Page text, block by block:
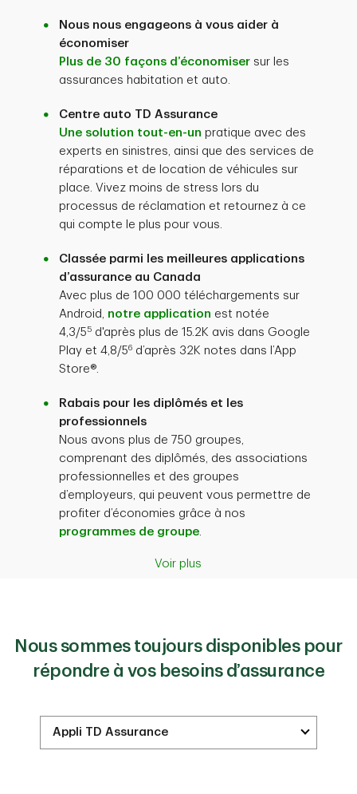
Nous nous engageons à vous aider à
économiser
Plus de 30 façons d’économiser sur les
assurances habitation et auto.
Centre auto TD Assurance
Une solution tout-en-un pratique avec des
experts en sinistres, ainsi que des services de
réparations et de location de véhicules sur
place. Vivez moins de stress lors du
processus de réclamation et retournez à ce
qui compte le plus pour vous.
Classée parmi les meilleures applications
d’assurance au Canada
Avec plus de 100 000 téléchargements sur
Android, notre application est notée
4,3/55 d'après plus de 15.2K avis dans Google
Play et 4,8/56 d’après 32K notes dans l’App
Store®.
Rabais pour les diplômés et les
professionnels
Nous avons plus de 750 groupes,
comprenant des diplômés, des associations
professionnelles et des groupes
d’employeurs, qui peuvent vous permettre de
profiter d’économies grâce à nos
programmes de groupe.
Voir plus
Nous sommes toujours disponibles pour
répondre à vos besoins d’assurance